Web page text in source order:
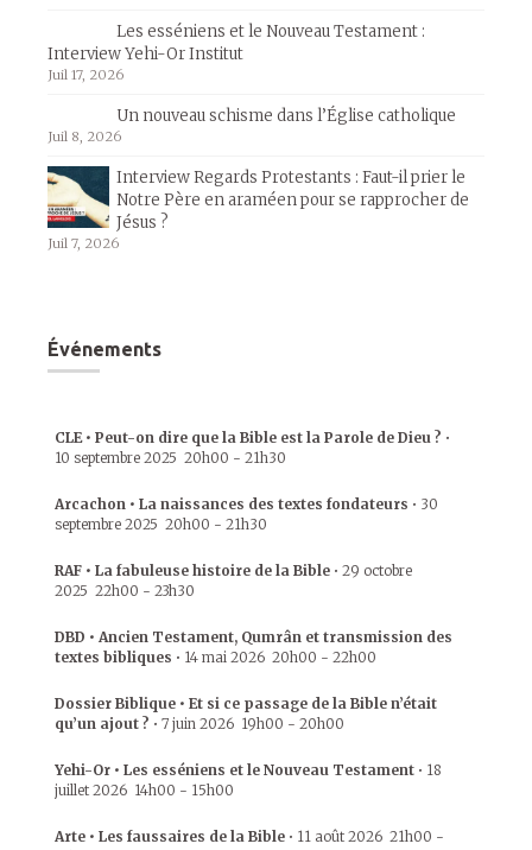
Les esséniens et le Nouveau Testament :
Interview Yehi-Or Institut
Juil 17, 2026
Un nouveau schisme dans l’Église catholique
Juil 8, 2026
Interview Regards Protestants : Faut-il prier le
Notre Père en araméen pour se rapprocher de
Jésus ?
Juil 7, 2026
Événements
CLE • Peut-on dire que la Bible est la Parole de Dieu ? •
10 septembre 2025 20h00 - 21h30
Arcachon • La naissances des textes fondateurs • 30
septembre 2025 20h00 - 21h30
RAF • La fabuleuse histoire de la Bible • 29 octobre
2025 22h00 - 23h30
DBD • Ancien Testament, Qumrân et transmission des
textes bibliques • 14 mai 2026 20h00 - 22h00
Dossier Biblique • Et si ce passage de la Bible n’était
qu’un ajout ? • 7 juin 2026 19h00 - 20h00
Yehi-Or • Les esséniens et le Nouveau Testament • 18
juillet 2026 14h00 - 15h00
Arte • Les faussaires de la Bible • 11 août 2026 21h00 -